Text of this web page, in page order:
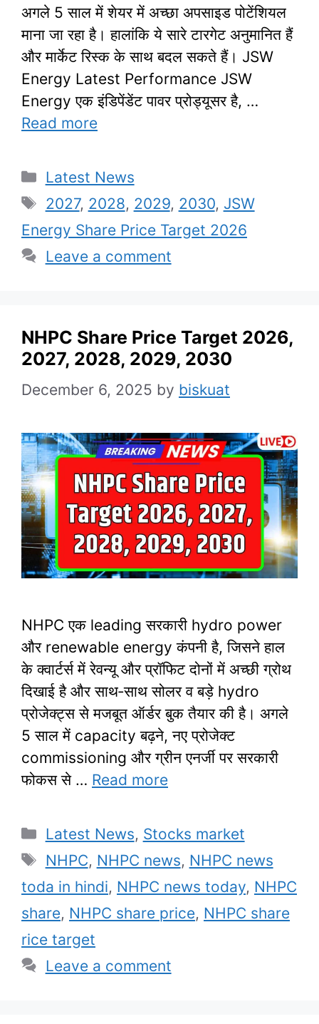
अगले 5 साल में शेयर में अच्छा अपसाइड पोटेंशियल
माना जा रहा है। हालांकि ये सारे टारगेट अनुमानित हैं
और मार्केट रिस्क के साथ बदल सकते हैं। JSW
Energy Latest Performance JSW
Energy एक इंडिपेंडेंट पावर प्रोड्यूसर है, …
Read more
Categories
Latest News
Tags
2027, 2028, 2029, 2030, JSW
Energy Share Price Target 2026
Leave a comment
NHPC Share Price Target 2026,
2027, 2028, 2029, 2030
December 6, 2025 by biskuat
NHPC एक leading सरकारी hydro power
और renewable energy कंपनी है, जिसने हाल
के क्वार्टर्स में रेवन्यू और प्रॉफिट दोनों में अच्छी ग्रोथ
दिखाई है और साथ‑साथ सोलर व बड़े hydro
प्रोजेक्ट्स से मजबूत ऑर्डर बुक तैयार की है। अगले
5 साल में capacity बढ़ने, नए प्रोजेक्ट
commissioning और ग्रीन एनर्जी पर सरकारी
फोकस से … Read more
Categories
Latest News, Stocks market
Tags
NHPC, NHPC news, NHPC news
toda in hindi, NHPC news today, NHPC
share, NHPC share price, NHPC share
rice target
Leave a comment